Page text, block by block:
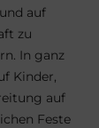
auf
zu
In ganz
Kinder,
auf
Feste